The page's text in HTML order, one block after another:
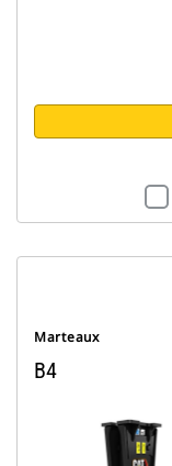
Marteaux
B4